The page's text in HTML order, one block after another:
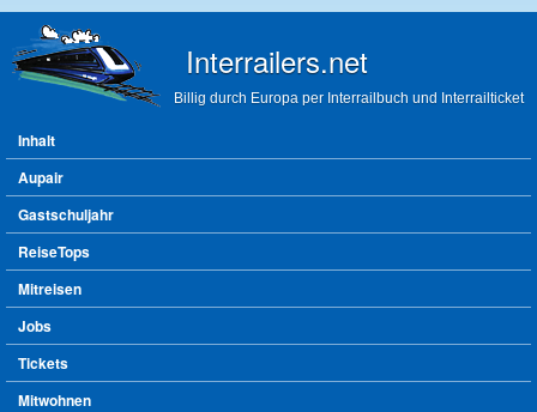
Interrailers.net
Billig durch Europa per Interrailbuch und Interrailticket
Hauptmenü
Inhalt
Aupair
Gastschuljahr
ReiseTops
Mitreisen
Jobs
Tickets
Mitwohnen